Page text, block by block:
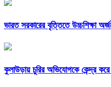
ভারত সরকারের বৃত্তিতে উচ্চশিক্ষা
কুলাউড়ায় চুরির অভিযোগকে কেন্দ্র